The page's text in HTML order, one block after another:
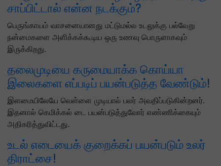
சாப்பிட்டால் என்ன நடக்கும்?
பெருங்காயம் வாசனையானது மட்டுமல்ல உடலுக்கு பல்வேறு
நன்மைகளை அளிக்கக்கூடிய ஒரு உணவு பொருளாகவும்
இருக்கிறது.
தலைமுடியை கருமையாக்க கொய்யா
இலைகளை எப்படிப் பயன்படுத்த வேண்டும்!
இளமையிலேயே வெள்ளை முடியால் பலர் அவதிப்படுகின்றனர்.
இதனால் கெமிக்கல் டை பயன்படுத்துவோர் எண்ணிக்கையும்
அதிகரித்துவிட்டது.
உடல் எடையைக் குறைக்கப் பயன்படும் உலர்
திராட்சை!